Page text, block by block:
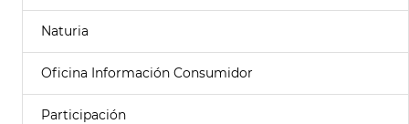
Naturia
Oficina Información Consumidor
Participación